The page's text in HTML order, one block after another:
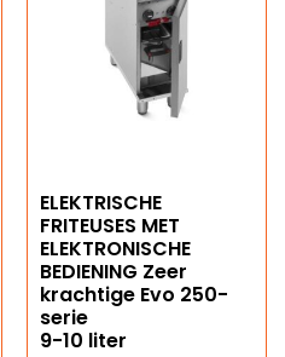
ELEKTRISCHE
FRITEUSES MET
ELEKTRONISCHE
BEDIENING Zeer
krachtige Evo 250-
serie
9-10 liter